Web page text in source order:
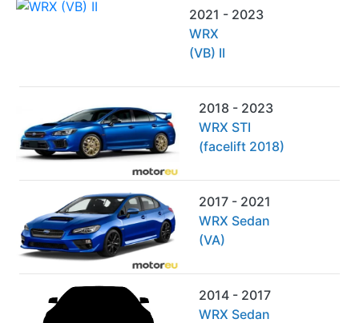
2021 - 2023
WRX
(VB) II
2018 - 2023
WRX STI
(facelift 2018)
2017 - 2021
WRX Sedan
(VA)
2014 - 2017
WRX Sedan